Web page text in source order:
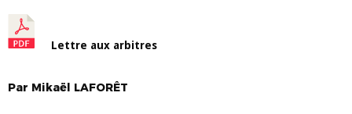
Lettre aux arbitres
Par Mikaël LAFORÊT